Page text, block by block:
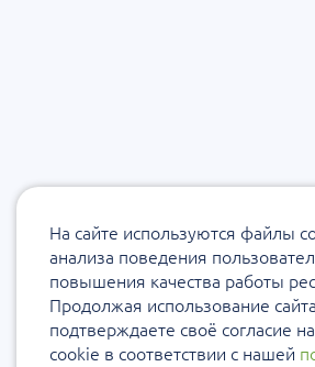
На сайте используются файлы
анализа поведения
повышения качества работы
Продолжая использование
подтверждаете своё согласие
cookie в соответствии с нашей